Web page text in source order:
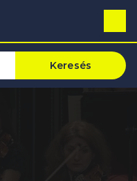
Keresés